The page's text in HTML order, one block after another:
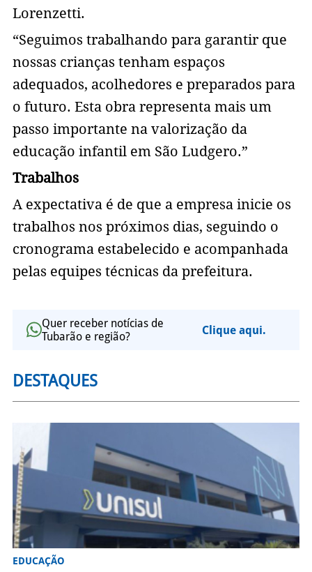
Lorenzetti.
“Seguimos trabalhando para garantir que
nossas crianças tenham espaços
adequados, acolhedores e preparados para
o futuro. Esta obra representa mais um
passo importante na valorização da
educação infantil em São Ludgero.”
Trabalhos
A expectativa é de que a empresa inicie os
trabalhos nos próximos dias, seguindo o
cronograma estabelecido e acompanhada
pelas equipes técnicas da prefeitura.
Quer receber notícias de
Tubarão e região?
Clique aqui.
DESTAQUES
EDUCAÇÃO